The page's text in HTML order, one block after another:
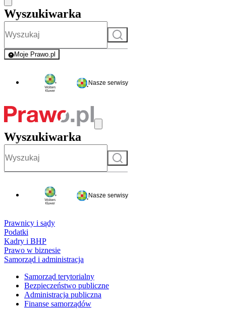
Wyszukiwarka
Szukaj
Moje Prawo.pl
- rejestracja i logowanie do serwisu
Nasze serwisy
Wyszukiwarka
Szukaj
Nasze serwisy
Prawnicy i sądy
Podatki
Kadry i BHP
Prawo w biznesie
Samorząd i administracja
Samorząd terytorialny
Bezpieczeństwo publiczne
Administracja publiczna
Finanse samorządów